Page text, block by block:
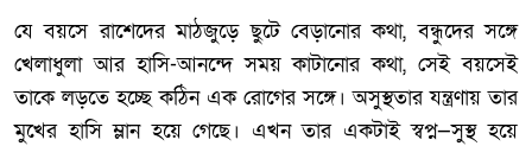
যে বয়সে রাশেদের মাঠজুড়ে ছুটে বেড়ানোর কথা, বন্ধুদের সঙ্গে
খেলাধুলা আর হাসি-আনন্দে সময় কাটানোর কথা, সেই বয়সেই
তাকে লড়তে হচ্ছে কঠিন এক রোগের সঙ্গে। অসুস্থতার যন্ত্রণায় তার
মুখের হাসি ম্লান হয়ে গেছে। এখন তার একটাই স্বপ্ন—সুস্থ হয়ে